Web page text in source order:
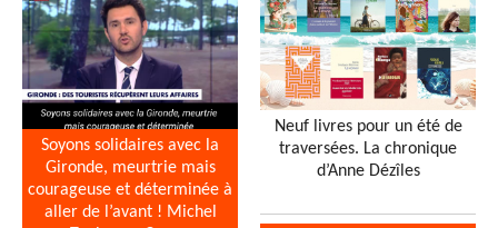
Soyons solidaires avec la
Gironde, meurtrie mais
courageuse et déterminée à
aller de l’avant ! Michel
Neuf livres pour un été de
traversées. La chronique
d’Anne Dézîles